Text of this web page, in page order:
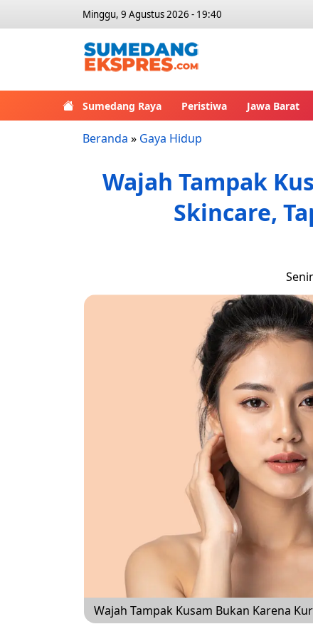
Minggu, 9 Agustus 2026 - 19:40
Sumedang Raya Peristiwa Jawa Barat
Beranda » Gaya Hidup
Wajah Tampak
Skincare,
Wajah Tampak Kusam Bukan Karena